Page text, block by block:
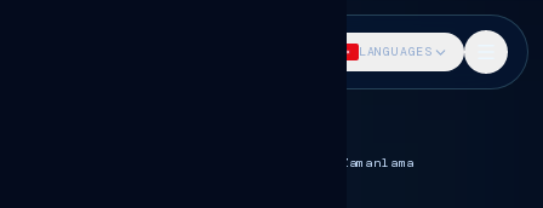
LANGUAGES
Düğün Öncesi Botoks ve Dudak Dolgusu Zamanlama